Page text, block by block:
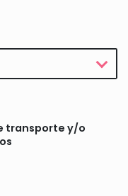
transporte y/o